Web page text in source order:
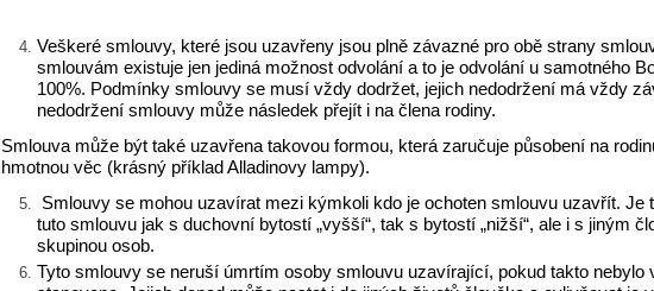
Veškeré smlouvy, které jsou uzavřeny jsou plně závazné pro obě strany
smlouvám existuje jen jediná možnost odvolání a to je odvolání u samotného
100%. Podmínky smlouvy se musí vždy dodržet, jejich nedodržení má vždy
nedodržení smlouvy může následek přejít i na člena rodiny.
Smlouva může být také uzavřena takovou formou, která zaručuje působení na
hmotnou věc (krásný příklad Alladinovy lampy).
Smlouvy se mohou uzavírat mezi kýmkoli kdo je ochoten smlouvu uzavřít. Je
tuto smlouvu jak s duchovní bytostí „vyšší“, tak s bytostí „nižší“, ale i s jiným
skupinou osob.
Tyto smlouvy se neruší úmrtím osoby smlouvu uzavírající, pokud takto nebylo